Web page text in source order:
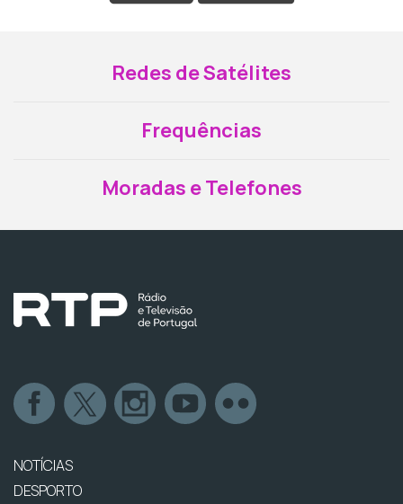
Redes de Satélites
Frequências
Moradas e Telefones
NOTÍCIAS
DESPORTO